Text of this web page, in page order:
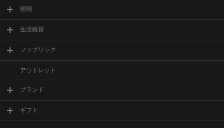
照明
生活雑貨
ファブリック
アウトレット
ブランド
ギフト